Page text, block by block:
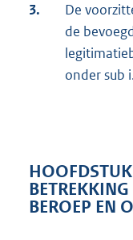
3.
De
de
onder sub
BEROEP EN